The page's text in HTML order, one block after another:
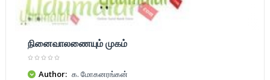
நினைவாலணையும் முகம்
Author: க. மோகனரங்கன்